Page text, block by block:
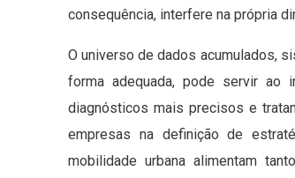
consequência, interfere na própria
O universo de dados acumulados,
forma adequada, pode servir ao
diagnósticos mais precisos e
empresas na definição de
mobilidade urbana alimentam